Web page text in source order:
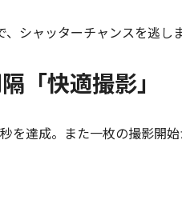
シャッターチャンスを逃し
「快適撮影」
を達成。また一枚の撮影開